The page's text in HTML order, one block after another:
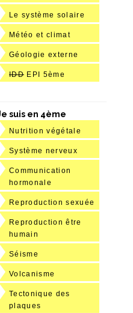
Le système solaire
Météo et climat
Géologie externe
IDD EPI 5ème
suis en 4ème
Nutrition végétale
Système nerveux
Communication
hormonale
Reproduction sexuée
Reproduction être
humain
Séisme
Volcanisme
Tectonique des
plaques